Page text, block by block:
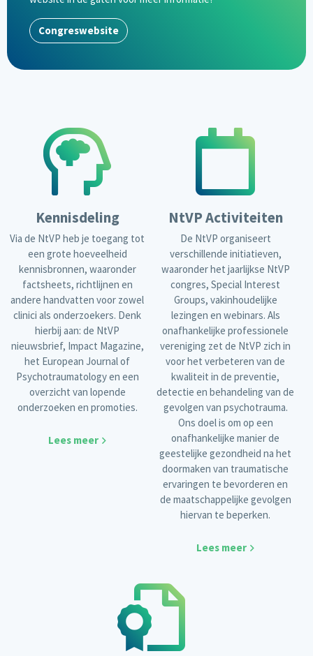
Congreswebsite
Kennisdeling
Via de NtVP heb je toegang tot
een grote hoeveelheid
kennisbronnen, waaronder
factsheets, richtlijnen en
andere handvatten voor zowel
clinici als onderzoekers. Denk
hierbij aan: de NtVP
nieuwsbrief, Impact Magazine,
het European Journal of
Psychotraumatology en een
overzicht van lopende
onderzoeken en promoties.
Lees meer
NtVP Activiteiten
De NtVP organiseert
verschillende initiatieven,
waaronder het jaarlijkse NtVP
congres, Special Interest
Groups, vakinhoudelijke
lezingen en webinars. Als
onafhankelijke professionele
vereniging zet de NtVP zich in
voor het verbeteren van de
kwaliteit in de preventie,
detectie en behandeling van de
gevolgen van psychotrauma.
Ons doel is om op een
onafhankelijke manier de
geestelijke gezondheid na het
doormaken van traumatische
ervaringen te bevorderen en
de maatschappelijke gevolgen
hiervan te beperken.
Lees meer